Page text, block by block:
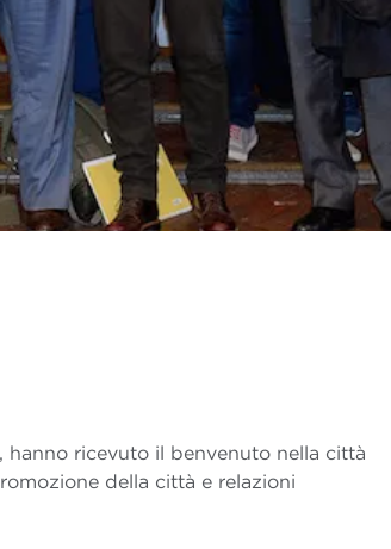
ricevuto il benvenuto nella città
della città e relazioni